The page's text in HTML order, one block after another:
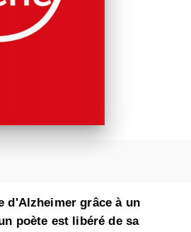
d'Alzheimer grâce à un
poète est libéré de sa